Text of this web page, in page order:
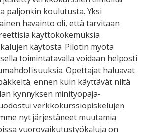
paljonkin koulutusta. Yksi
havainto oli, että tarvitaan
käyttökokemuksia
käytöstä. Pilotin myötä
toimintatavalla voidaan helposti
Opettajat haluavat
ennen kuin käyttävät niitä
kynnyksen minityöpaja-
verkkokurssiopiskelujen
nyt järjestäneet muutamia
vuorovaikutustyökaluja on